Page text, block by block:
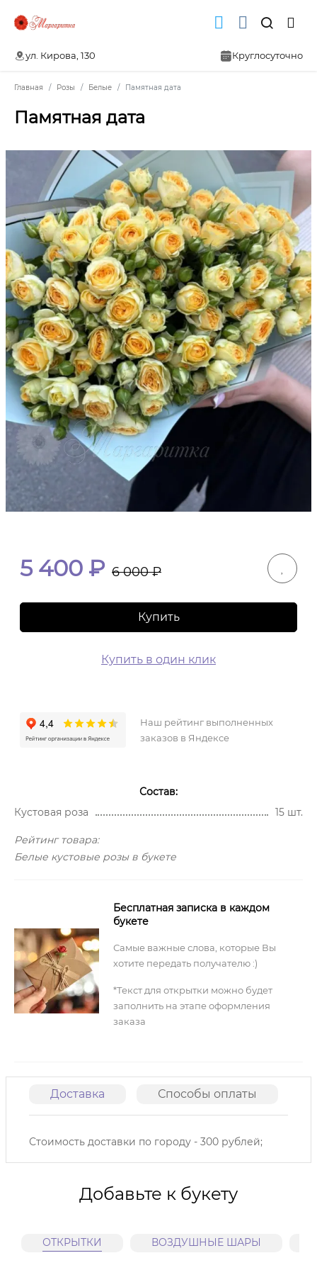
ул. Кирова, 130 Круглосуточно
Главная Розы Белые Памятная дата
Памятная дата
5 400 ₽ 6 000₽
Купить
Купить в один клик
Наш рейтинг выполненных
заказов в Яндексе
Состав:
Кустовая роза
15 шт.
Рейтинг товара:
Белые кустовые розы в букете
Бесплатная записка в каждом
букете
Самые важные слова, которые Вы
хотите передать получателю :)
*Текст для открытки можно будет
заполнить на этапе оформления
заказа
Доставка Способы оплаты
Стоимость доставки по городу - 300 рублей;
Добавьте к букету
ОТКРЫТКИ ВОЗДУШНЫЕ ШАРЫ